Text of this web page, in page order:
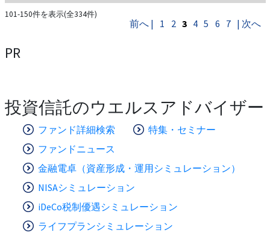
101-150件を表示(全334件)
前へ | 1 2 3 4 5 6 7 | 次へ
PR
投資信託のウエルスアドバイザー
ファンド詳細検索
特集・セミナー
ファンドニュース
金融電卓（資産形成・運用シミュレーション）
NISAシミュレーション
iDeCo税制優遇シミュレーション
ライフプランシミュレーション